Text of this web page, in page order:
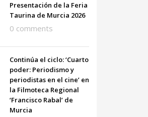
Presentación de la Feria
Taurina de Murcia 2026
0 comments
Continúa el ciclo: ‘Cuarto
poder: Periodismo y
periodistas en el cine’ en
la Filmoteca Regional
‘Francisco Rabal’ de
Murcia